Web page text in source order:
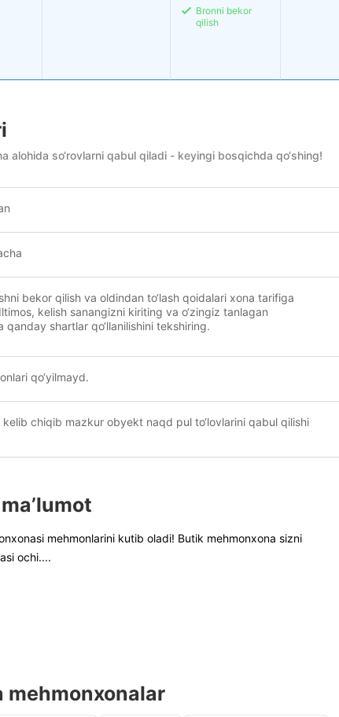
Bronni bekor
qilish
alohida so‘rovlarni qabul qiladi - keyingi bosqichda qo‘shing!
bekor qilish va oldindan to‘lash qoidalari xona tarifiga
kelish sanangizni kiriting va o‘zingiz tanlagan
qanday shartlar qo‘llanilishini tekshiring.
qo‘yilmayd.
kelib chiqib mazkur obyekt naqd pul to‘lovlarini qabul qilishi
mehmonlarini kutib oladi! Butik mehmonxona sizni
ochi....
mehmonxonalar